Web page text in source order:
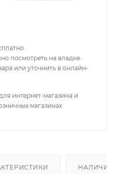
посмотреть на владке
или уточнить в онлайн-
интернет-магазина и
магазинах
НАЛИЧИЕ